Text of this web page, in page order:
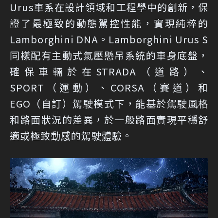
Urus車系在設計領域和工程學中的創新，保
證了最極致的動態駕控性能，實現純粹的
Lamborghini DNA。Lamborghini Urus S
同樣配有主動式氣壓懸吊系統的車身底盤，
確保車輛於在STRADA（道路）、
SPORT（運動）、CORSA（賽道）和
EGO（自訂）駕駛模式下，能基於駕駛風格
和路面狀況的差異，於一般路面實現平穩舒
適或極致動感的駕駛體驗。